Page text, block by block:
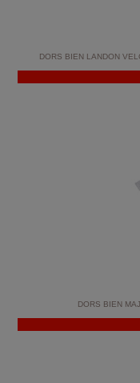
DORS BIEN LANDON
DORS BIEN